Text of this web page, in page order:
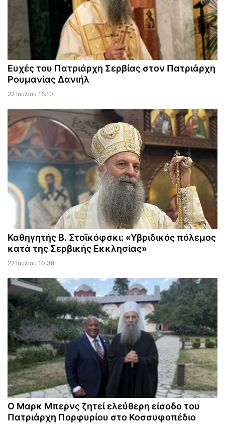
Ευχές του Πατριάρχη Σερβίας στον Πατριάρχη
Ρουμανίας Δανιήλ
22 Ιουλίου 16:10
Καθηγητής Β. Στοϊκόφσκι: «Υβριδικός πόλεμος
κατά της Σερβικής Εκκλησίας»
22 Ιουλίου 10:38
Ο Μαρκ Μπερνς ζητεί ελεύθερη είσοδο του
Πατριάρχη Πορφυρίου στο Κοσσυφοπέδιο